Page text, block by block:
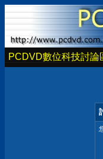
PCDVD數位科技討論